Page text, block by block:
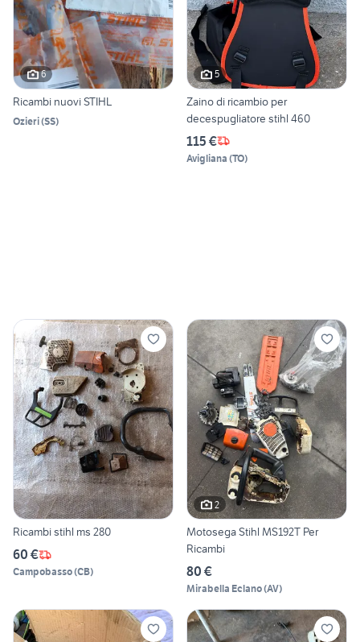
6
Ricambi nuovi STIHL
Ozieri(SS)
5
Zaino di ricambio per
decespugliatore stihl 460
115 €
Avigliana (TO)
Ricambi stihl ms 280
60 €
Campobasso(CB)
2
Motosega Stihl MS192T Per
Ricambi
80 €
Mirabella Eclano(AV)